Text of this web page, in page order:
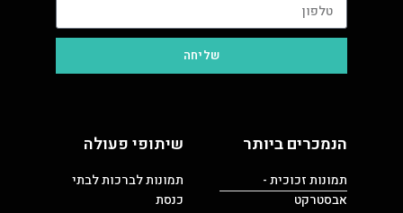
שליחה
הנמכרים ביותר
תמונות זכוכית -
אבסטרקט
שיתופי פעולה
תמונות לברכות לבתי
כנסת